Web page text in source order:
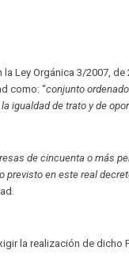
Ley Orgánica 3/2007,
como: “conjunto
igualdad de trato y de
de cincuenta o más
previsto en este real
la realización de dicho